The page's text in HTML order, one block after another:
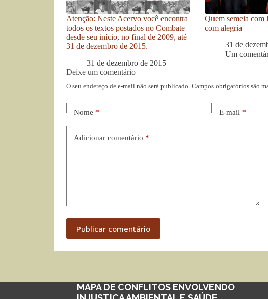
Atenção: Neste Acervo você encontra
todos os textos postados no Combate
desde seu início, no final de 2009, até
31 de dezembro de 2015.
31 de dezembro de 2015
Quem semeia com
com alegria
31 de
Um
Deixe um comentário
O seu endereço de e-mail não será publicado. Campos obrigatórios são
Nome* E-mail*
Adicionar comentário *
Publicar comentário
MAPA DE CONFLITOS ENVOLVENDO